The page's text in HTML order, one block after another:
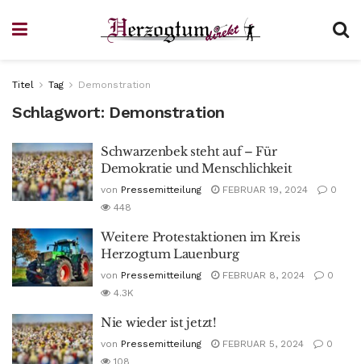
Titel Tag Demonstration
Schlagwort: Demonstration
Schwarzenbek steht auf – Für
Demokratie und Menschlichkeit
von Pressemitteilung FEBRUAR 19, 2024
0
448
Weitere Protestaktionen im Kreis
Herzogtum Lauenburg
von Pressemitteilung FEBRUAR 8, 2024
0
4.3K
Nie wieder ist jetzt!
von Pressemitteilung FEBRUAR 5, 2024
0
108